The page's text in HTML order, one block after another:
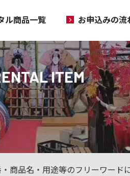
ル商品一覧 お申込みの流
ITEM
商品名・用途等のフリーワード